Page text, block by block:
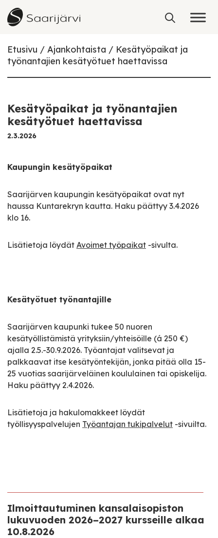
Skip to content
Etusivu Ajankohtaista
Kesätyöpaikat ja
työnantajien kesätyötuet haettavissa
Kesätyöpaikat ja työnantajien
kesätyötuet haettavissa
2.3.2026
Kaupungin kesätyöpaikat
Saarijärven kaupungin kesätyöpaikat ovat nyt
haussa Kuntarekryn kautta. Haku päättyy 3.4.2026
klo 16.
Lisätietoja löydät Avoimet työpaikat -sivulta.
Kesätyötuet työnantajille
Saarijärven kaupunki tukee 50 nuoren
kesätyöllistämistä yrityksiin/yhteisöille (á 250 €)
ajalla 2.5.-30.9.2026. Työantajat valitsevat ja
palkkaavat itse kesätyöntekijän, jonka pitää olla 15-
25 vuotias saarijärveläinen koululainen tai opiskelija.
Haku päättyy 2.4.2026.
Lisätietoja ja hakulomakkeet löydät
työllisyyspalvelujen Työantajan tukipalvelut -sivuilta.
Ilmoittautuminen kansalaisopiston
lukuvuoden 2026–2027 kursseille alkaa
10.8.2026